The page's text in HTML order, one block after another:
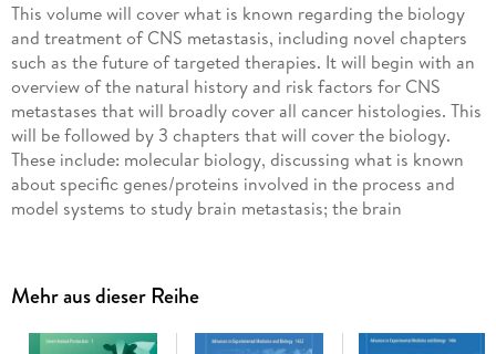
This volume will cover what is known regarding the biology
and treatment of CNS metastasis, including novel chapters
such as the future of targeted therapies. It will begin with an
overview of the natural history and risk factors for CNS
metastases that will broadly cover all cancer histologies. This
will be followed by 3 chapters that will cover the biology.
These include: molecular biology, discussing what is known
about specific genes/proteins involved in the process and
model systems to study brain metastasis; the brain
permeability with respect to brain metastases. A chapter on
experimental imaging will cover both the biology of brain
Mehr aus dieser Reihe